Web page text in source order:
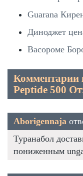
Guarana
Диноджет
Васороме
Комментарии
Peptide 500
Aborigennaja
Туранабол
пониженным